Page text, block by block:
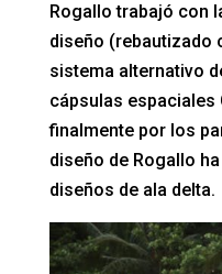
Rogallo trabajó con
diseño (rebautizado
sistema alternativo
cápsulas espaciales
finalmente por los
diseño de Rogallo
diseños de ala delta.